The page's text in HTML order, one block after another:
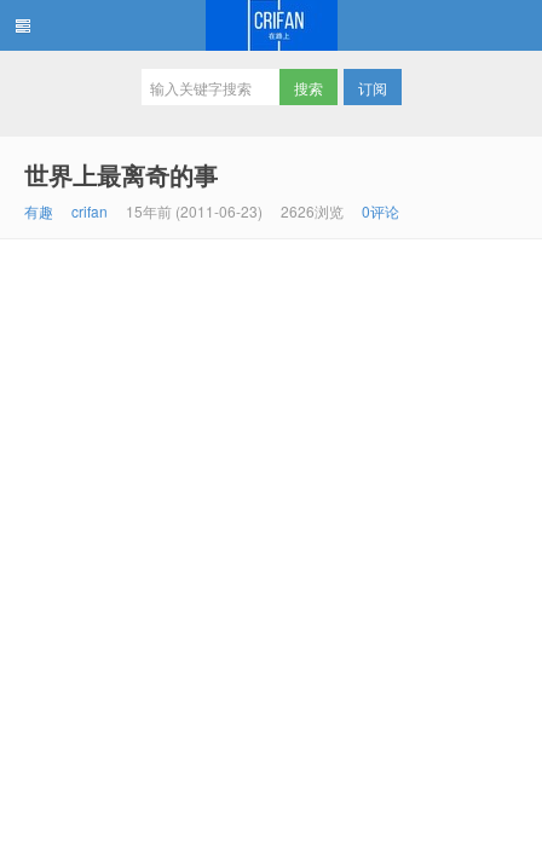
订阅
世界上最离奇的事
有趣 crifan 15年前 (2011-06-23) 2626浏览 0评论